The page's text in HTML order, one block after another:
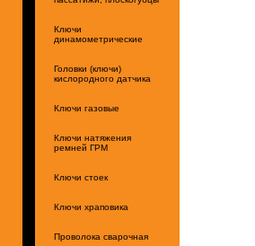
Ключи
динамометрические
Головки (ключи)
кислородного датчика
Ключи газовые
Ключи натяжения
ремней ГРМ
Ключи стоек
Ключи храповика
Проволока сварочная